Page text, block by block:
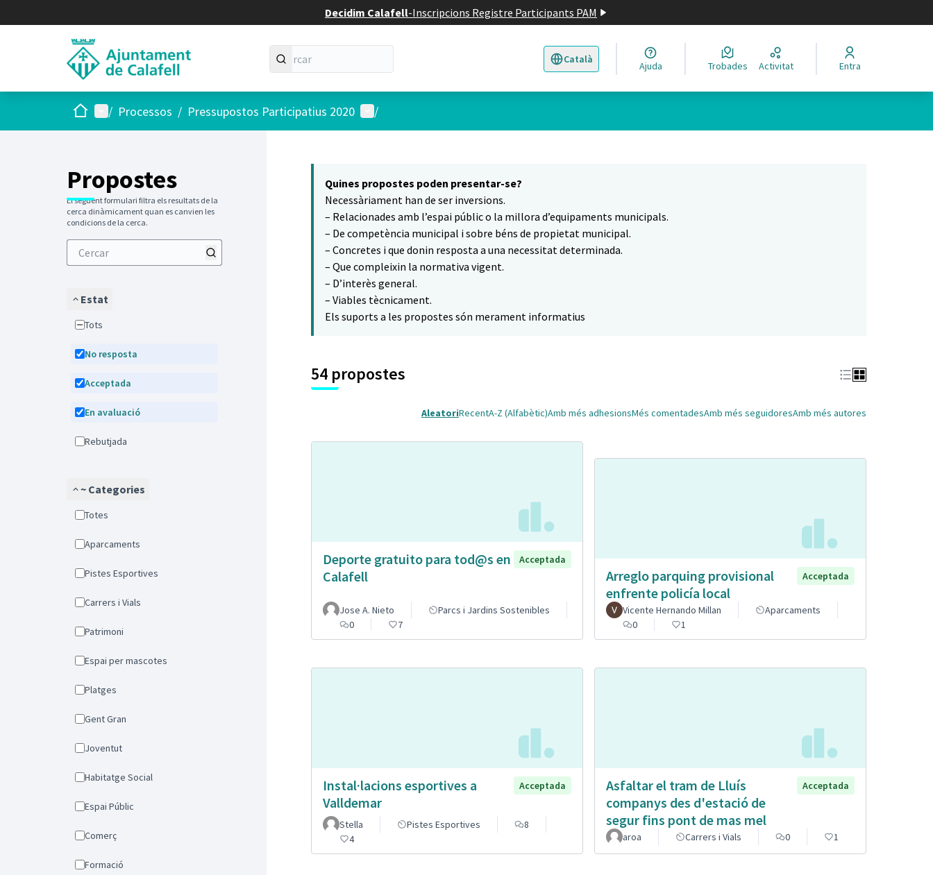
Decidim Calafell-Inscripcions Registre Participants PAM
Català
Triar la llengua Elegir el idioma
Ajuda Trobades Activitat Entra
Inici Menú principal
/ Processos / Pressupostos Participatius 2020 Menú d'usuari
/
Propostes
El següent formulari filtra els resultats de la
cerca dinàmicament quan es canvien les
condicions de la cerca.
Estat
Tots
No resposta
Acceptada
En avaluació
Rebutjada
~ Categories
Totes
Aparcaments
Pistes Esportives
Carrers i Vials
Patrimoni
Espai per mascotes
Platges
Gent Gran
Joventut
Habitatge Social
Espai Públic
Comerç
Formació
Quines propostes poden presentar-se?
Necessàriament han de ser inversions.
– Relacionades amb l’espai públic o la millora d’equipaments municipals.
– De competència municipal i sobre béns de propietat municipal.
– Concretes i que donin resposta a una necessitat determinada.
– Que compleixin la normativa vigent.
– D’interès general.
– Viables tècnicament.
Els suports a les propostes són merament informatius
54 propostes
AleatoriRecentA-Z (Alfabètic)Amb més adhesionsMés comentadesAmb més seguidoresAmb més autores
Deporte gratuito para tod@s en
Calafell
Acceptada
Jose A. Nieto
Parcs i Jardins Sostenibles
0
7
Arreglo parquing provisional
enfrente policía local
Acceptada
Vicente Hernando Millan
Aparcaments
0
1
Instal·lacions esportives a
Valldemar
Acceptada
Stella Pistes Esportives
8
4
Asfaltar el tram de Lluís
companys des d'estació de
segur fins pont de mas mel
Acceptada
aroa Carrers i Vials 0 1